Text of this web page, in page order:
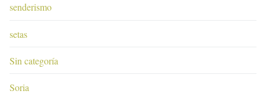
senderismo
setas
Sin categoría
Soria